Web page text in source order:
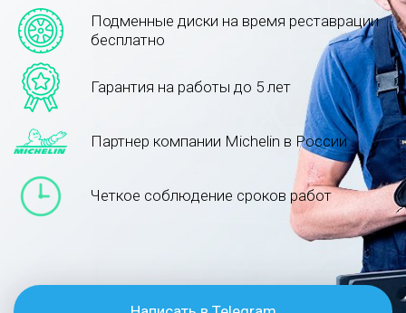
Подменные диски на время реставрации
бесплатно
Гарантия на работы до 5 лет
Партнер компании Michelin в России
Четкое соблюдение сроков работ